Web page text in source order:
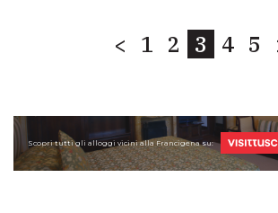
< 1 2 3 4 5
Scopri tutti gli alloggi vicini alla Francigena su: